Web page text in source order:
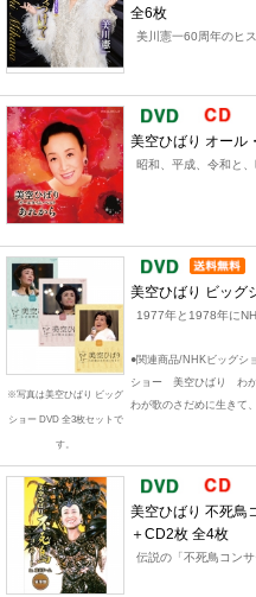
全6枚
美川憲一60周年のヒ
美空ひばり オール
昭和、平成、令和と
※写真は美空ひばり ビッグ
ショー DVD 全3枚セットで
す。
美空ひばり ビッグ
1977年と1978年に
●関連商品/NHKビッグ
ショー 美空ひばり わ
わが歌のさだめに生きて
美空ひばり 不死鳥
＋CD2枚 全4枚
伝説の「不死鳥コンサ